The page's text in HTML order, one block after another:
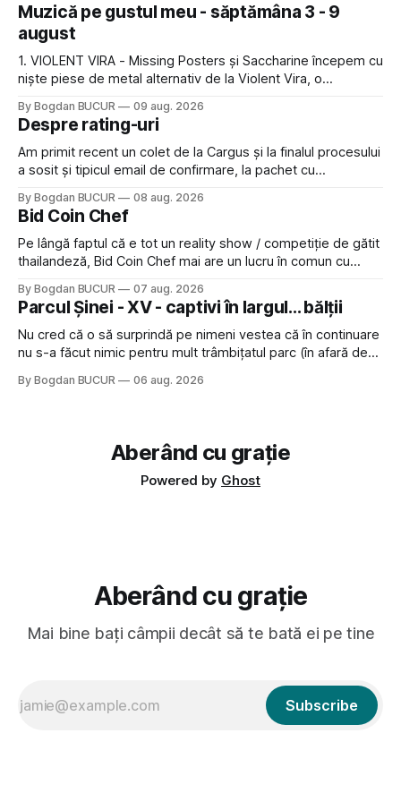
Muzică pe gustul meu - săptămâna 3 - 9
august
1. VIOLENT VIRA - Missing Posters și Saccharine începem cu
niște piese de metal alternativ de la Violent Vira, o
acest gen. E genul de muzică pe care îl ascultam cu plăcere
acum 15-20 de ani și mă bucur să văd
By Bogdan BUCUR 09 aug. 2026
Despre rating-uri
Am primit recent un colet de la Cargus și la finalul procesului
a sosit și tipicul email de confirmare, la pachet cu
feedback-ului și eram în toate bune, de data asta am dat
click să le las un rating. Un 5
By Bogdan BUCUR 08 aug. 2026
Bid Coin Chef
Pe lângă faptul că e tot un reality show / competiție de gătit
thailandeză, Bid Coin Chef mai are un lucru în comun cu
lăsat rece la prima vedere, după care m-a făcut să mă
îndrăgostesc de el. Nu mi-a plăcut faptul
By Bogdan BUCUR 07 aug. 2026
Parcul Șinei - XV - captivi în largul... bălții
Nu cred că o să surprindă pe nimeni vestea că în continuare
nu s-a făcut nimic pentru mult trâmbițatul parc (în afară de
timp pui și latră prin gard la lumea care trece prin zonă). Am
By Bogdan BUCUR 06 aug. 2026
Aberând cu grație
Powered by Ghost
Aberând cu grație
Mai bine bați câmpii decât să te bată ei pe tine
Subscribe